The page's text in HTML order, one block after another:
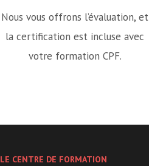
Nous vous offrons l’évaluation, et
la certification est incluse avec
votre formation CPF.
LE CENTRE DE FORMATION